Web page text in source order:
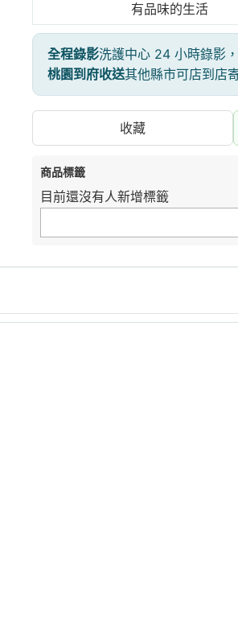
有品味的生活
全程錄影洗護中心 24 小時錄影
桃園到府收送其他縣市可店到店
收藏
商品標籤
目前還沒有人新增標籤